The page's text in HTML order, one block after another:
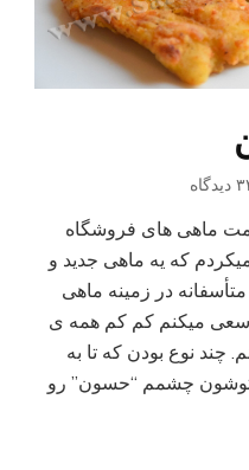
برای
حسون
ماهی های فروشگاه
که یه ماهی جدید و
در زمینه ماهی
سعی میکنم کم کم همه ی
چند نوع بودن که تا به
توشون چشمم “حسون” رو